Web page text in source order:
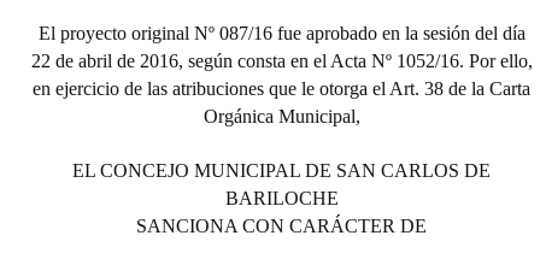
El proyecto original Nº 087/16 fue aprobado en la sesión del día
22 de abril de 2016, según consta en el Acta Nº 1052/16. Por ello,
en ejercicio de las atribuciones que le otorga el Art. 38 de la Carta
Orgánica Municipal,
EL CONCEJO MUNICIPAL DE SAN CARLOS DE
BARILOCHE
SANCIONA CON CARÁCTER DE